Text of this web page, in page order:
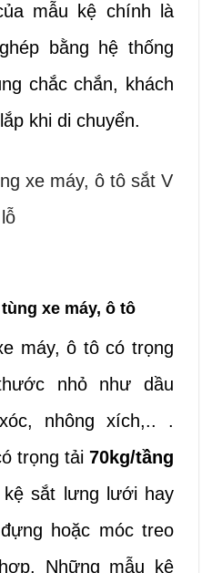
mẫu kệ chính là
bằng hệ thống
chắc chắn, khách
khi di chuyển.
xe máy, ô tô
máy, ô tô có trọng
nhỏ như dầu
nhông xích,.. .
trọng tải 70kg/tầng
sắt lưng lưới hay
hoặc móc treo
Những mẫu kệ